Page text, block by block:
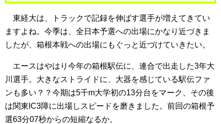
東経大は、トラックで記録を伸ばす選手が増えてきてい
ますよね。今季は、全日本予選への出場にかなり近づきま
したが、箱根本戦への出場にもぐっと近づけていきたい。
エースはやはり今年の箱根駅伝に、連合で出走した3年大
川選手。大きなストライドに、大器を感じている駅伝ファ
ンも多い？？今期は5千m大学初の13分台をマーク、その後
は関東IC3障に出場しスピードを磨きました。前回の箱根予
選63分07秒からの短縮なるか。